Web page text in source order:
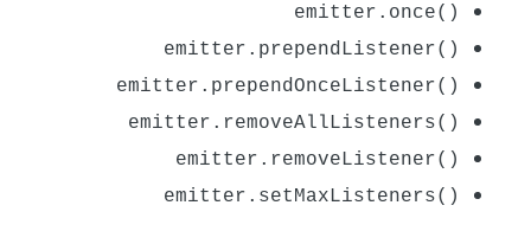
emitter.once()‎
emitter.prependListener()‎
emitter.prependOnceListener()‎
emitter.removeAllListeners()‎
emitter.removeListener()‎
emitter.setMaxListeners()‎